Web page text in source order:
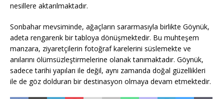
nesillere aktarılmaktadır.
Sonbahar mevsiminde, ağaçların sararmasıyla birlikte Göynük,
adeta rengarenk bir tabloya dönüşmektedir. Bu muhteşem
manzara, ziyaretçilerin fotoğraf karelerini süslemekte ve
anılarını ölümsüzleştirmelerine olanak tanımaktadır. Göynük,
sadece tarihi yapıları ile değil, aynı zamanda doğal güzellikleri
ile de göz dolduran bir destinasyon olmaya devam etmektedir.